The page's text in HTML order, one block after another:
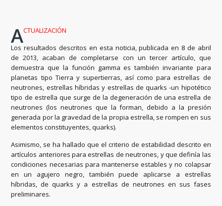
ACTUALIZACIÓN
Los resultados descritos en esta noticia, publicada en 8 de abril
de 2013, acaban de completarse con un tercer artículo, que
demuestra que la función gamma es también invariante para
planetas tipo Tierra y supertierras, así como para estrellas de
neutrones, estrellas híbridas y estrellas de quarks -un hipotético
tipo de estrella que surge de la degeneración de una estrella de
neutrones (los neutrones que la forman, debido a la presión
generada por la gravedad de la propia estrella, se rompen en sus
elementos constituyentes, quarks).
Asimismo, se ha hallado que el criterio de estabilidad descrito en
artículos anteriores para estrellas de neutrones, y que definía las
condiciones necesarias para mantenerse estables y no colapsar
en un agujero negro, también puede aplicarse a estrellas
híbridas, de quarks y a estrellas de neutrones en sus fases
preliminares.